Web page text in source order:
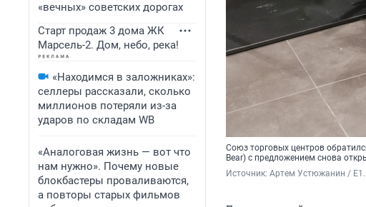
«вечных» советских дорогах
Старт продаж 3 дома ЖК
Марсель-2. Дом, небо, река!
«Находимся в заложниках»:
селлеры рассказали, сколько
миллионов потеряли из-за
ударов по складам WB
«Аналоговая жизнь — вот что
нам нужно». Почему новые
блокбастеры проваливаются,
а повторы старых фильмов
Союз торговых центров
Bear) с предложением снова
Источник: Артем Устюжанин /